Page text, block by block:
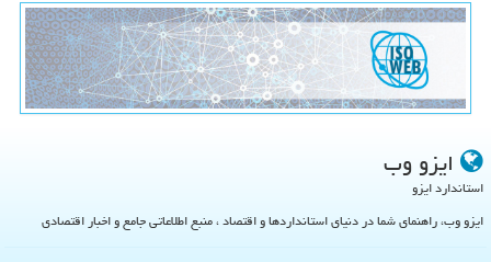
ایزو وب
استاندارد ایزو
ایزو وب، راهنمای شما در دنیای استانداردها و اقتصاد ، منبع اطلاعاتی جامع و اخبار اقتصادی